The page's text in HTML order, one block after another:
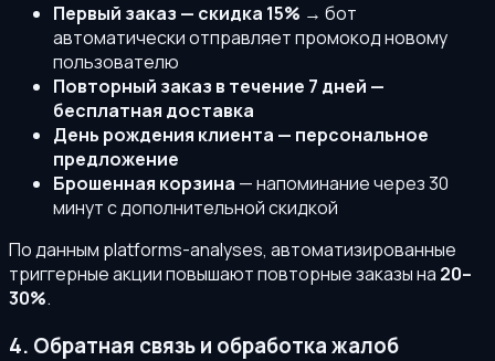
Первый заказ — скидка 15% → бот
автоматически отправляет промокод новому
пользователю
Повторный заказ в течение 7 дней —
бесплатная доставка
День рождения клиента — персональное
предложение
Брошенная корзина — напоминание через 30
минут с дополнительной скидкой
По данным platforms-analyses, автоматизированные
триггерные акции повышают повторные заказы на 20–
30%.
4. Обратная связь и обработка жалоб